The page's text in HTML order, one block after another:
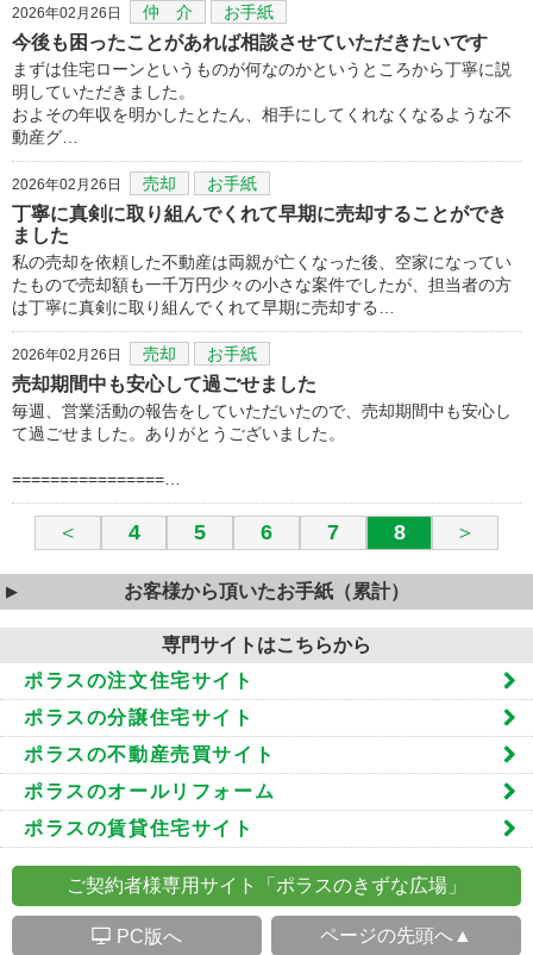
2026年02月26日 仲 介 お手紙
今後も困ったことがあれば相談させていただきたいです
まずは住宅ローンというものが何なのかというところから丁寧に説
明していただきました。
およその年収を明かしたとたん、相手にしてくれなくなるような不
動産グ…
2026年02月26日 売却 お手紙
丁寧に真剣に取り組んでくれて早期に売却することができ
ました
私の売却を依頼した不動産は両親が亡くなった後、空家になってい
たもので売却額も一千万円少々の小さな案件でしたが、担当者の方
は丁寧に真剣に取り組んでくれて早期に売却する…
2026年02月26日 売却 お手紙
売却期間中も安心して過ごせました
毎週、営業活動の報告をしていただいたので、売却期間中も安心し
て過ごせました。ありがとうございました。
================…
＜ 4 5 6 7 8 ＞
お客様から頂いたお手紙（累計）
専門サイトはこちらから
ポラスの注文住宅サイト
ポラスの分譲住宅サイト
ポラスの不動産売買サイト
ポラスのオールリフォーム
ポラスの賃貸住宅サイト
ご契約者様専用サイト「ポラスのきずな広場」
S PC版へ ページの先頭へ▲